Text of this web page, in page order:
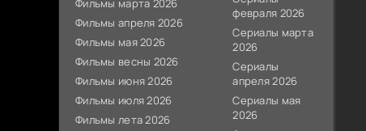
Фильмы марта 2026
Фильмы апреля 2026
Фильмы мая 2026
Фильмы весны 2026
Фильмы июня 2026
Фильмы июля 2026
Фильмы лета 2026
февраля 2026
Сериалы марта
2026
Сериалы
апреля 2026
Сериалы мая
2026